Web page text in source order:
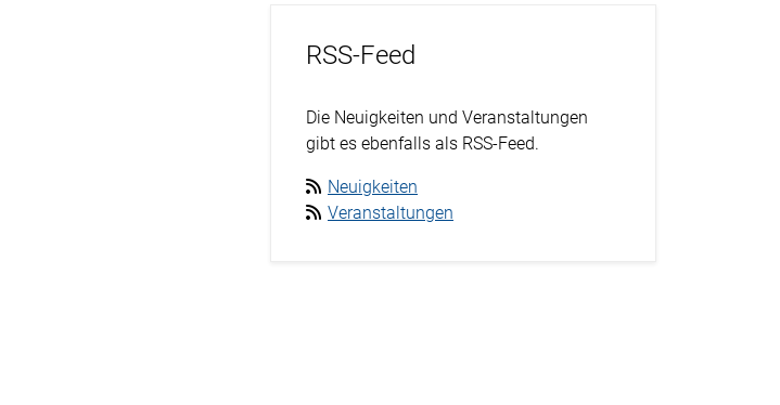
RSS-Feed
Die Neuigkeiten und Veranstaltungen
gibt es ebenfalls als RSS-Feed.
Neuigkeiten
Veranstaltungen